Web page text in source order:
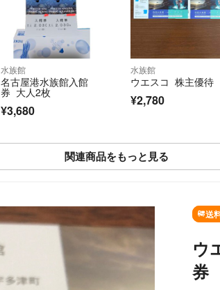
水族館
名古屋港水族館入館
券 大人2枚
¥3,680
水族館
ウエスコ 株主優待
¥2,780
関連商品をもっと見る
SOLD OUT 送
ウ
券